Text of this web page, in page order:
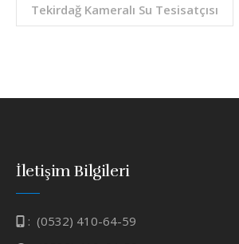
Tekirdağ Kameralı Su Tesisatçısı
İletişim Bilgileri
: (0532) 410-64-59